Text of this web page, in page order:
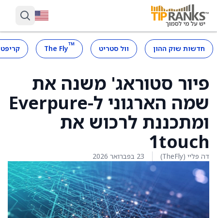
חדשות שוק ההון וול סטריט ™
The Fly
פיור סטוראג' משנה את
שמה הארגוני ל-Everpure
ומתכננת לרכוש את
1touch
דה פליי (TheFly) 23 בפברואר 2026